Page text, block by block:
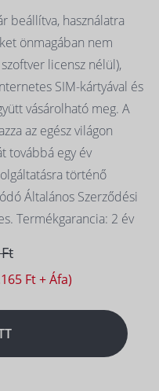
beállítva, használatra
önmagában nem
licensz nélül),
SIM-kártyával és
vásárolható meg. A
az egész világon
továbbá egy év
történő
Általános Szerződési
Termékgarancia: 2 év
Ft + Áfa)